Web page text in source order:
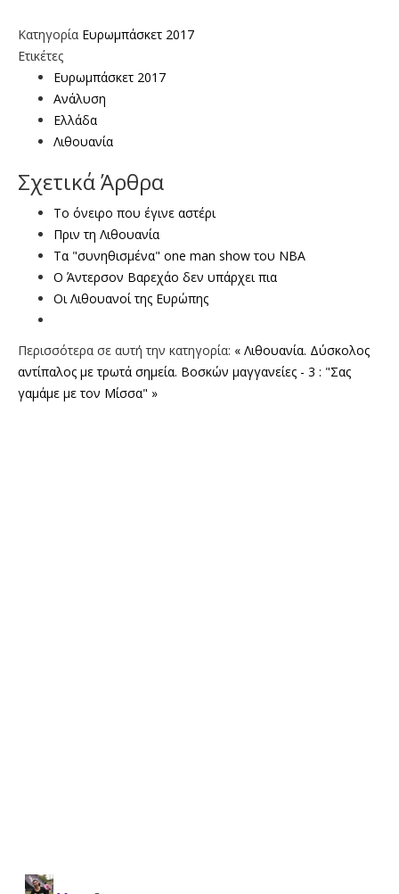
Κατηγορία Ευρωμπάσκετ 2017
Ετικέτες
Ευρωμπάσκετ 2017
Ανάλυση
Ελλάδα
Λιθουανία
Σχετικά Άρθρα
Το όνειρο που έγινε αστέρι
Πριν τη Λιθουανία
Τα "συνηθισμένα" one man show του ΝΒΑ
Ο Άντερσον Βαρεχάο δεν υπάρχει πια
Οι Λιθουανοί της Ευρώπης
Περισσότερα σε αυτή την κατηγορία: « Λιθουανία. Δύσκολος
αντίπαλος με τρωτά σημεία. Βοσκών μαγγανείες - 3 : "Σας
γαμάμε με τον Μίσσα" »